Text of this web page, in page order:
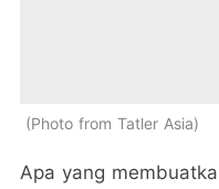
Photo from Tatler Asia
Apa yang